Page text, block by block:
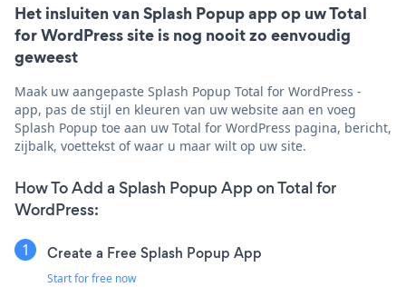
Het insluiten van Splash Popup app op uw Total
for WordPress site is nog nooit zo eenvoudig
geweest
Maak uw aangepaste Splash Popup Total for WordPress -
app, pas de stijl en kleuren van uw website aan en voeg
Splash Popup toe aan uw Total for WordPress pagina, bericht,
zijbalk, voettekst of waar u maar wilt op uw site.
How To Add a Splash Popup App on Total for
WordPress:
Create a Free Splash Popup App
Start for free now